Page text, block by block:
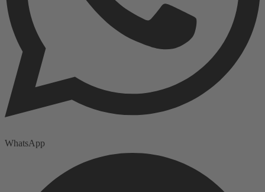
WhatsApp